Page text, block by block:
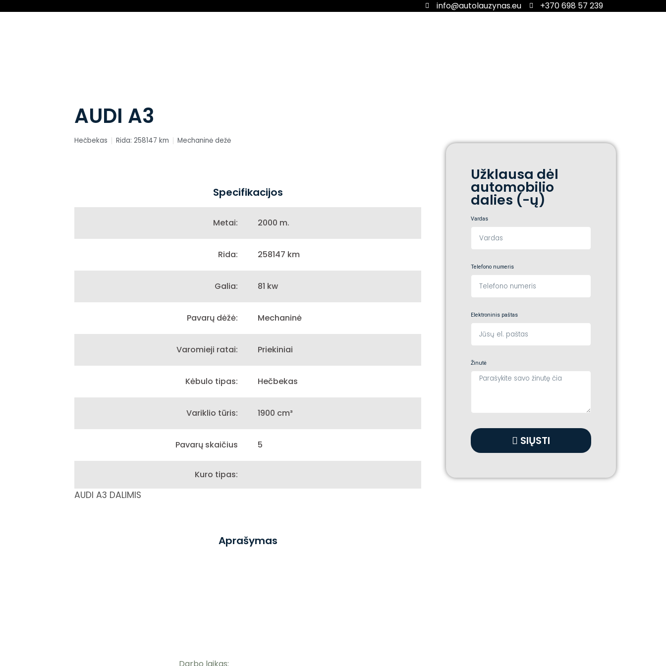
info@autolauzynas.eu +370 698 57 239
AUDI A3
Hečbekas Rida: 258147 km Mechaninė dežė
Specifikacijos
Metai: 2000 m.
Rida: 258147 km
Galia: 81 kw
Pavarų dėžė: Mechaninė
Varomieji ratai: Priekiniai
Kėbulo tipas: Hečbekas
Variklio tūris: 1900 cm³
Pavarų skaičius 5
Kuro tipas:
AUDI A3 DALIMIS
Aprašymas
Užklausa dėl
automobilio
dalies (-ų)
Vardas
Telefono numeris
Elektroninis paštas
Žinutė
SIŲSTI
Darbo laikas: